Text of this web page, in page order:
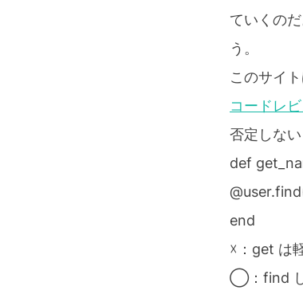
ていくの
う。
このサイ
コードレ
否定しない
def
end
☓：get は
◯：find し